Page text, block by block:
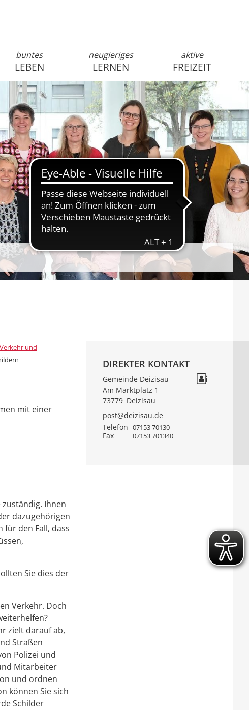
anmelden
buntes
LEBEN
neugieriges
LERNEN
aktive
FREIZEIT
Verkehr und
mit einer
Ihnen
dazugehörigen
für den Fall, dass
Sie dies der
Verkehr. Doch
zielt darauf ab,
Straßen
Polizei und
Mitarbeiter
und ordnen
können Sie sich
Schilder
DIREKTER KONTAKT
Gemeinde Deizisau
Am Marktplatz 1
73779 Deizisau
post@deizisau.de
Telefon 07153 70130
Fax 07153 701340